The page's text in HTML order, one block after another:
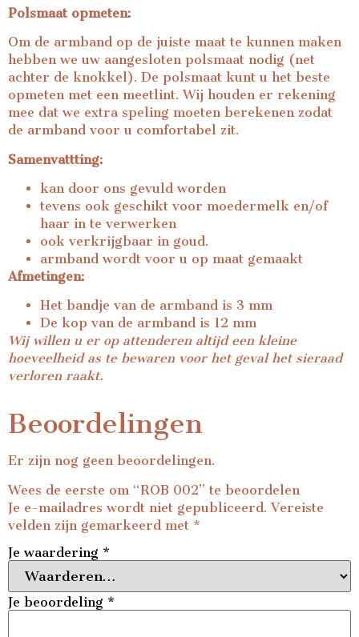
Polsmaat opmeten:
Om de armband op de juiste maat te kunnen maken
hebben we uw aangesloten polsmaat nodig (net
achter de knokkel). De polsmaat kunt u het beste
opmeten met een meetlint. Wij houden er rekening
mee dat we extra speling moeten berekenen zodat
de armband voor u comfortabel zit.
Samenvattting:
kan door ons gevuld worden
tevens ook geschikt voor moedermelk en/of
haar in te verwerken
ook verkrijgbaar in goud.
armband wordt voor u op maat gemaakt
Afmetingen:
Het bandje van de armband is 3 mm
De kop van de armband is 12 mm
Wij willen u er op attenderen altijd een kleine
hoeveelheid as te bewaren voor het geval het sieraad
verloren raakt.
Beoordelingen
Er zijn nog geen beoordelingen.
Wees de eerste om “ROB 002” te beoordelen
Je e-mailadres wordt niet gepubliceerd. Vereiste
velden zijn gemarkeerd met *
Je waardering *
Je beoordeling *